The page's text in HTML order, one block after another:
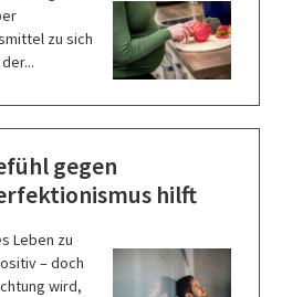
zu sich
gegen
hilft
Leben zu
– doch
wird,